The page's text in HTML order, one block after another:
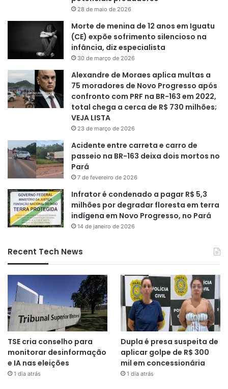
28 de maio de 2026
Morte de menina de 12 anos em Iguatu
(CE) expõe sofrimento silencioso na
infância, diz especialista
30 de março de 2026
Alexandre de Moraes aplica multas a
75 moradores de Novo Progresso após
confronto com PRF na BR-163 em 2022,
total chega a cerca de R$ 730 milhões;
VEJA LISTA
23 de março de 2026
Acidente entre carreta e carro de
passeio na BR-163 deixa dois mortos no
Pará
7 de fevereiro de 2026
Infrator é condenado a pagar R$ 5,3
milhões por degradar floresta em terra
indígena em Novo Progresso, no Pará
14 de janeiro de 2026
Recent Tech News
TSE cria conselho para
monitorar desinformação
e IA nas eleições
1 dia atrás
Dupla é presa suspeita de
aplicar golpe de R$ 300
mil em concessionária
1 dia atrás